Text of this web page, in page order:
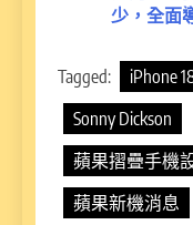
少，全面
Tagged: iPhone
Sonny Dickson
蘋果摺疊手機
蘋果新機消息